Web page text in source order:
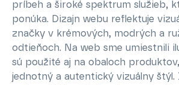
príbeh a široké spektrum služieb,
ponúka. Dizajn webu reflektuje
značky v krémových, modrých a
odtieňoch. Na web sme umiestnili
sú použité aj na obaloch
jednotný a autentický vizuálny štýl.